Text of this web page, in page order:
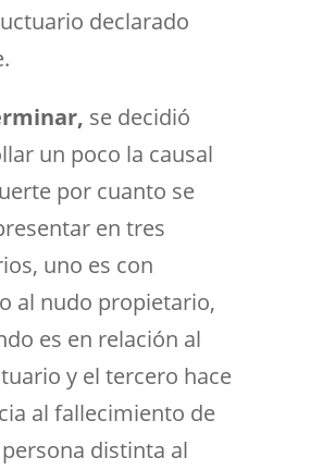
declarado
se decidió
un poco la causal
por cuanto se
en tres
uno es con
al nudo propietario,
es en relación al
y el tercero hace
al fallecimiento de
distinta al